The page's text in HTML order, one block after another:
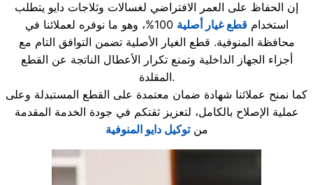
إن الحفاظ على العمر الافتراضي لغسالات وثلاجات دايو يتطلب
استخدامقطع غيار أصلية
100%، وهو ما نوفره لعملائنا في
محافظة المنوفية. قطع الغيار الأصلية تضمن التوافق التام مع
أجزاء الجهاز الداخلية وتمنع تكرار الأعطال الناتجة عن القطع
المقلدة.
كما نمنح عملائنا شهادة ضمان معتمدة على القطع المستبدلة وعلى
عملية الإصلاح بالكامل، لتعزيز ثقتكم في جودة الخدمة المقدمة
منتوكيل دايو المنوفية